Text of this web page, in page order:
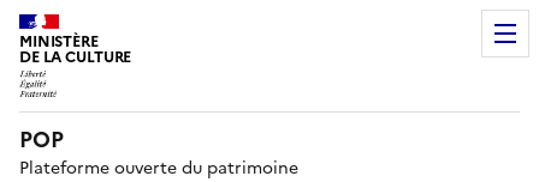
MINISTÈRE
DE LA CULTURE
POP
Plateforme ouverte du patrimoine